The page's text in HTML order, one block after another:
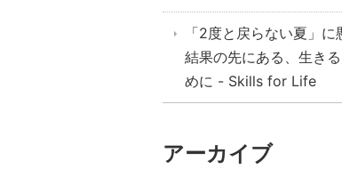
「2度と戻らない夏」に
結果の先にある、生き
めに - Skills for Life
アーカイブ